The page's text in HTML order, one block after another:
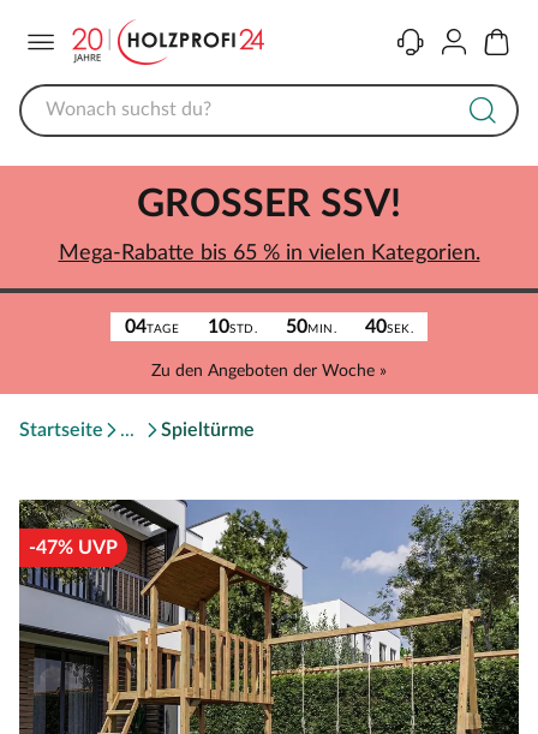
KontaktKonto
04TAGE 10STD. 50MIN. 40SEK.
Zu den Angeboten der Woche »
GROSSER SSV!
Mega-Rabatte bis 65 % in vielen Kategorien.
Startseite Spieltürme
-47% UVP